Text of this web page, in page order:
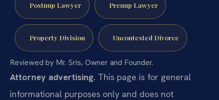
Postnup Lawyer Prenup Lawyer
Property Division Uncontested Divorce
Reviewed by Mr. Sris, Owner and Founder.
Attorney advertising. This page is for general
informational purposes only and does not